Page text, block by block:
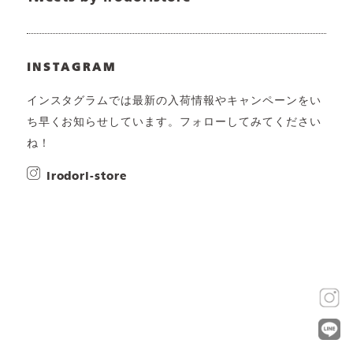
INSTAGRAM
インスタグラムでは最新の入荷情報やキャンペーンをい
ち早くお知らせしています。フォローしてみてください
ね！
irodori-store